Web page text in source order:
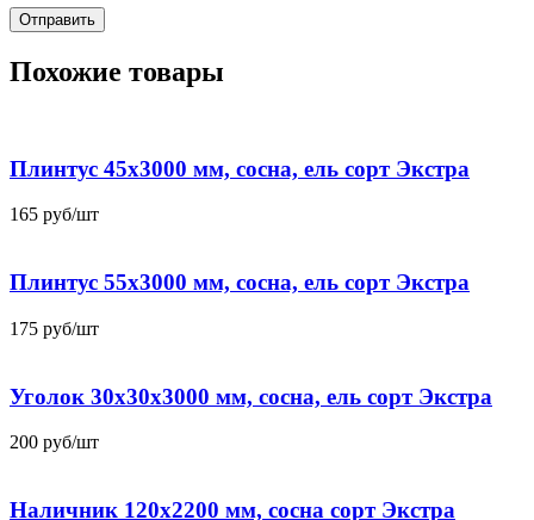
Похожие товары
Плинтус 45х3000 мм, сосна, ель сорт Экстра
165 руб/шт
Плинтус 55х3000 мм, сосна, ель сорт Экстра
175 руб/шт
Уголок 30x30x3000 мм, сосна, ель сорт Экстра
200 руб/шт
Наличник 120х2200 мм, сосна сорт Экстра